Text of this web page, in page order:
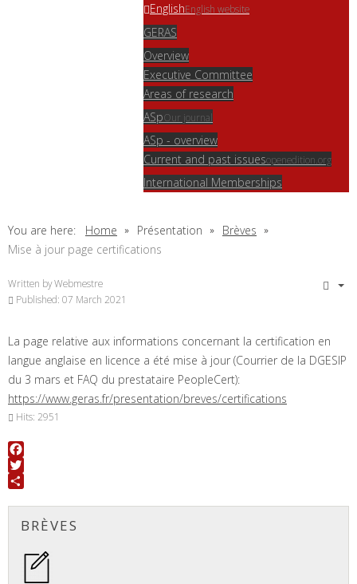
EnglishEnglish website
GERAS
Overview
Executive Committee
Areas of research
ASpOur journal
ASp - overview
Current and past issuesopenedition.org
International Memberships
You are here: Home Présentation
Brèves
Mise à jour page certifications
Written byWebmestre
Published: 07 March 2021
La page relative aux informations concernant la certification en
langue anglaise en licence a été mise à jour (Courrier de la DGESIP
du 3 mars et FAQ du prestataire PeopleCert):
https://www.geras.fr/presentation/breves/certifications
Hits: 2951
Facebook
Twitter
BRÈVES